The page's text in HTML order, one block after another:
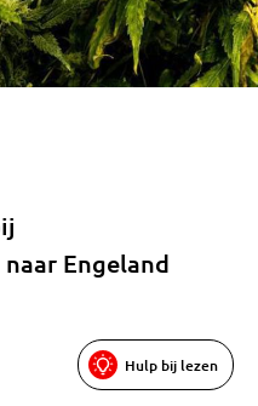
Engeland
Hulp bij lezen